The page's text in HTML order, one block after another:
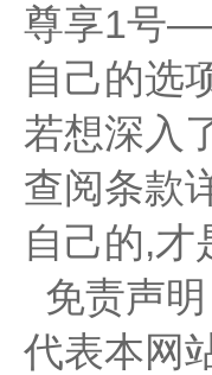
尊享1号
自己的选
若想深入
查阅条款
自己的,才
免责声
代表本网